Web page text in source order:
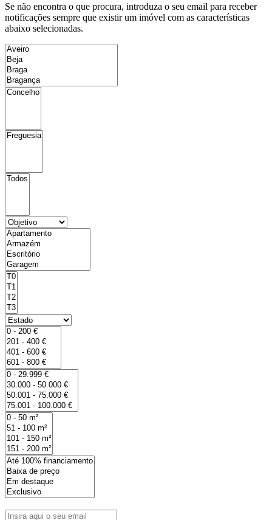
Se não encontra o que procura, introduza o seu email para receber
notificações sempre que existir um imóvel com as características
abaixo selecionadas.